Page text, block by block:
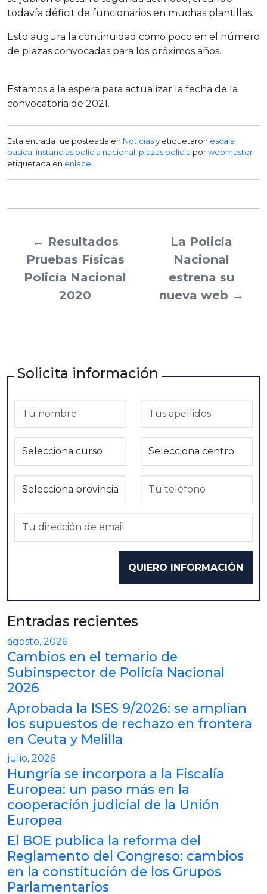
todaví­a déficit de funcionarios en muchas plantillas.
Esto augura la continuidad como poco en el número
de plazas convocadas para los próximos años.
Estamos a la espera para actualizar la fecha de la
convocatoria de 2021.
Esta entrada fue posteada en Noticiasy etiquetaron escala
basica instancias policia nacional plazas policia porwebmaster
etiquetada en enlace
← Resultados
Pruebas Físicas
Policía Nacional
2020
La Policía
Nacional
estrena su
nueva web →
Solicita información
Entradas recientes
agosto, 2026
Cambios en el temario de
Subinspector de Policía Nacional
2026
Aprobada la ISES 9/2026: se amplían
los supuestos de rechazo en frontera
en Ceuta y Melilla
julio, 2026
Hungría se incorpora a la Fiscalía
Europea: un paso más en la
cooperación judicial de la Unión
Europea
El BOE publica la reforma del
Reglamento del Congreso: cambios
en la constitución de los Grupos
Parlamentarios